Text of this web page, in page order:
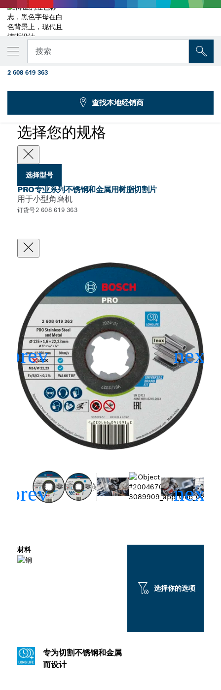
搜索
用于小型角磨机的PRO专业系列不锈钢和金属用长寿命树脂切割
选择您的规格
选择型号
PRO专业系列不锈钢和金属用树脂切割片
用于小型角磨机
订货号2 608 619 363
专为切割不锈钢和金属
而设计
材料
选择你的选项
您选择的型号
PRO专业系列不锈钢和金属用树脂切割片，
125 x 1.6 x 22.23毫米，X-Lock，直型
2 608 619 363
查找本地经销商